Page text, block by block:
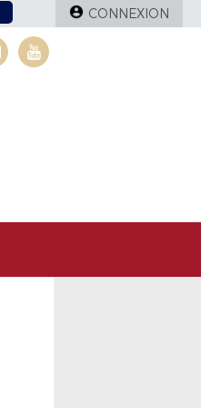
CONNEXION